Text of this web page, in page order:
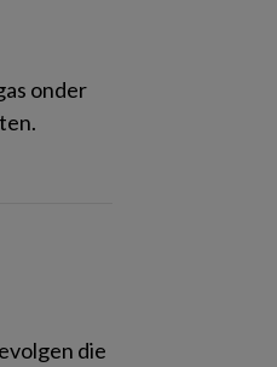
onder
die